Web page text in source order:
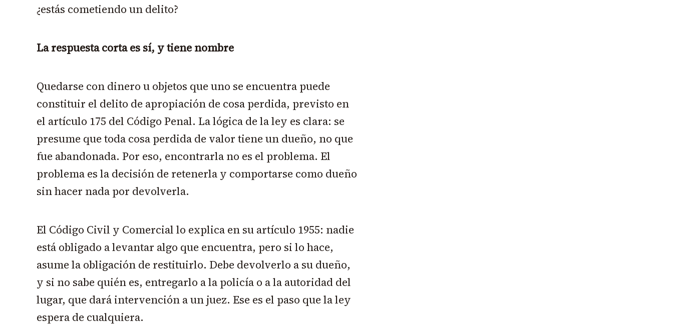
¿estás cometiendo un delito?
La respuesta corta es sí, y tiene nombre
Quedarse con dinero u objetos que uno se encuentra puede
constituir el delito de apropiación de cosa perdida, previsto en
el artículo 175 del Código Penal. La lógica de la ley es clara: se
presume que toda cosa perdida de valor tiene un dueño, no que
fue abandonada. Por eso, encontrarla no es el problema. El
problema es la decisión de retenerla y comportarse como dueño
sin hacer nada por devolverla.
El Código Civil y Comercial lo explica en su artículo 1955: nadie
está obligado a levantar algo que encuentra, pero si lo hace,
asume la obligación de restituirlo. Debe devolverlo a su dueño,
y si no sabe quién es, entregarlo a la policía o a la autoridad del
lugar, que dará intervención a un juez. Ese es el paso que la ley
espera de cualquiera.